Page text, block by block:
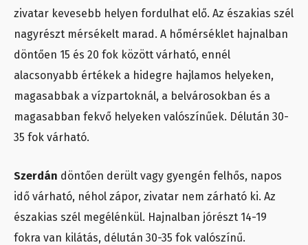
zivatar kevesebb helyen fordulhat elő. Az északias szél
nagyrészt mérsékelt marad. A hőmérséklet hajnalban
döntően 15 és 20 fok között várható, ennél
alacsonyabb értékek a hidegre hajlamos helyeken,
magasabbak a vízpartoknál, a belvárosokban és a
magasabban fekvő helyeken valószínűek. Délután 30-
35 fok várható.
Szerdán döntően derült vagy gyengén felhős, napos
idő várható, néhol zápor, zivatar nem zárható ki. Az
északias szél megélénkül. Hajnalban jórészt 14-19
fokra van kilátás, délután 30-35 fok valószínű.